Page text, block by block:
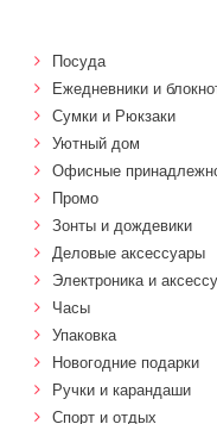
Посуда
Ежедневники и
Сумки и Рюкзаки
Уютный дом
Офисные
Промо
Зонты и дождевики
Деловые аксессуары
Электроника и
Часы
Упаковка
Новогодние подарки
Ручки и карандаши
Спорт и отдых